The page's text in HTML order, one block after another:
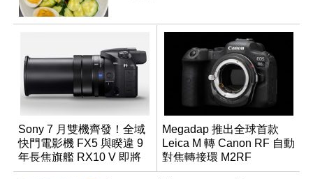
Sony 7 月雙機齊發！全域
快門電影機 FX5 與睽違 9
年長焦旗艦 RX10 V 即將
登場
Megadap 推出全球首款
Leica M 轉 Canon RF 自動
對焦轉接環 M2RF